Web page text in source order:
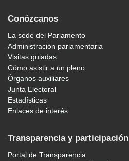
Conózcanos
La sede del Parlamento
Administración parlamentaria
Visitas guiadas
Cómo asistir a un pleno
Órganos auxiliares
Junta Electoral
Estadísticas
Enlaces de interés
Transparencia y participación
Portal de Transparencia